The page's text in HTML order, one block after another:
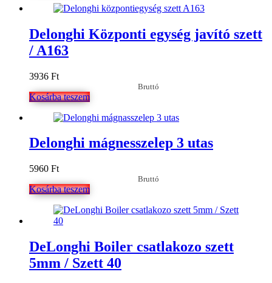
Delonghi Központi egység javító szett
/ A163
3936 Ft
Bruttó
Kosárba teszem
Delonghi mágnesszelep 3 utas
5960 Ft
Bruttó
Kosárba teszem
DeLonghi Boiler csatlakozo szett
5mm / Szett 40